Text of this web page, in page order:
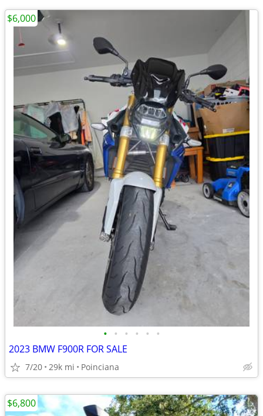
• • • • • •
2023 BMW F900R FOR SALE
7/20 29k mi Poinciana
$6,000
$6,800